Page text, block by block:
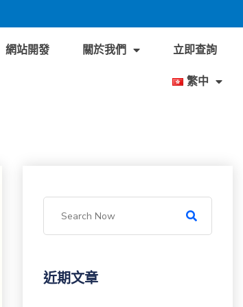
網站開發 關於我們 立即查詢
繁中
近期文章